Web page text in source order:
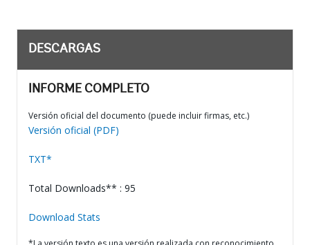
DESCARGAS
INFORME COMPLETO
Versión oficial del documento (puede incluir firmas, etc.)
Versión oficial (PDF)
TXT*
Total Downloads** : 95
Download Stats